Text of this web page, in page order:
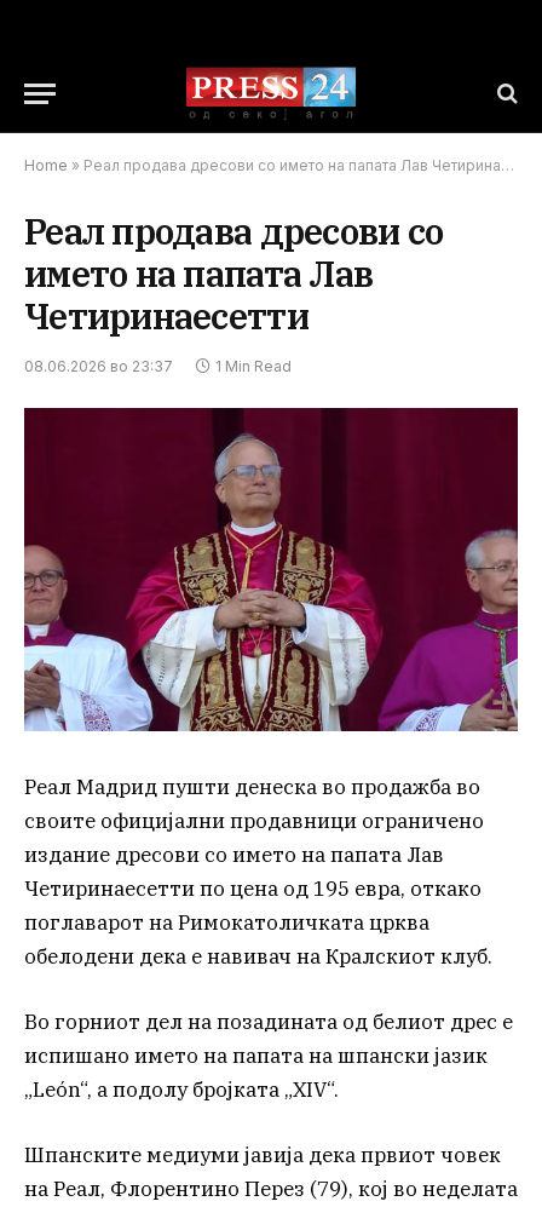
Home » Реал продава дресови со името на папата Лав Четиринаесетти
Реал продава дресови со
името на папата Лав
Четиринаесетти
08.06.2026 во 23:37 1 Min Read
Реал Мадрид пушти денеска во продажба во
своите официјални продавници ограничено
издание дресови со името на папата Лав
Четиринаесетти по цена од 195 евра, откако
поглаварот на Римокатоличката црква
обелодени дека е навивач на Кралскиот клуб.
Во горниот дел на позадината од белиот дрес е
испишано името на папата на шпански јазик
„León“, а подолу бројката „XIV“.
Шпанските медиуми јавија дека првиот човек
на Реал, Флорентино Перез (79), кој во неделата